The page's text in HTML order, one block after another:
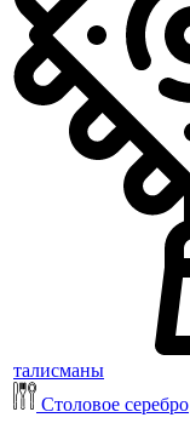
талисманы
Столовое серебро